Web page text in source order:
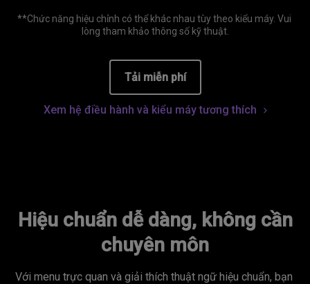
**Chức năng hiệu chỉnh có thể khác nhau tùy theo kiểu máy. Vui
lòng tham khảo thông số kỹ thuật.
Tải miễn phí
Xem hệ điều hành và kiểu máy tương thích
Hiệu chuẩn dễ dàng, không cần
chuyên môn
Với menu trực quan và giải thích thuật ngữ hiệu chuẩn, bạn